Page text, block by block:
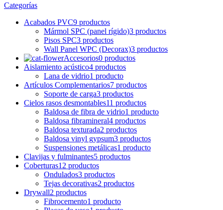
Categorías
Acabados PVC9 productos
Mármol SPC (panel rígido)3 productos
Pisos SPC3 productos
Wall Panel WPC (Decorax)3 productos
Accesorios0 productos
Aislamiento acústico4 productos
Lana de vidrio1 producto
Artículos Complementarios7 productos
Soporte de carga3 productos
Cielos rasos desmontables11 productos
Baldosa de fibra de vidrio1 producto
Baldosa fibramineral4 productos
Baldosa texturada2 productos
Baldosa vinyl gypsum3 productos
Suspensiones metálicas1 producto
Clavijas y fulminantes5 productos
Coberturas12 productos
Ondulados3 productos
Tejas decorativas2 productos
Drywall2 productos
Fibrocemento1 producto